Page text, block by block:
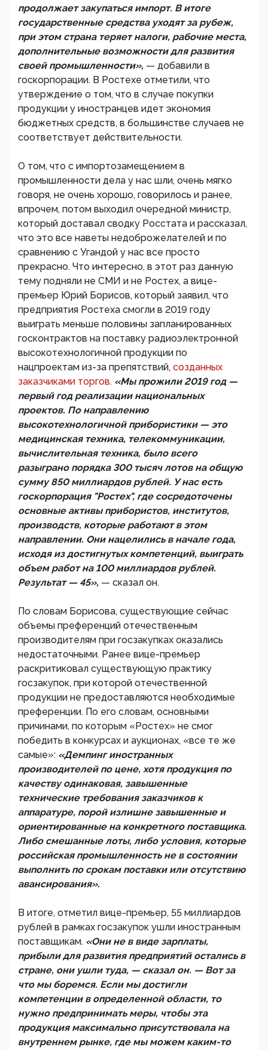
продолжает закупаться импорт. В итоге
государственные средства уходят за рубеж,
при этом страна теряет налоги, рабочие места,
дополнительные возможности для развития
своей промышленности», — добавили в
госкорпорации. В Ростехе отметили, что
утверждение о том, что в случае покупки
продукции у иностранцев идет экономия
бюджетных средств, в большинстве случаев не
соответствует действительности.
О том, что с импортозамещением в
промышленности дела у нас шли, очень мягко
говоря, не очень хорошо, говорилось и ранее,
впрочем, потом выходил очередной министр,
который доставал сводку Росстата и рассказал,
что это все наветы недоброжелателей и по
сравнению с Угандой у нас все просто
прекрасно. Что интересно, в этот раз данную
тему подняли не СМИ и не Ростех, а вице-
премьер Юрий Борисов, который заявил, что
предприятия Ростеха смогли в 2019 году
выиграть меньше половины запланированных
госконтрактов на поставку радиоэлектронной
высокотехнологичной продукции по
нацпроектам из-за препятствий, созданных
заказчиками торгов. «Мы прожили 2019 год —
первый год реализации национальных
проектов. По направлению
высокотехнологичной прибористики — это
медицинская техника, телекоммуникации,
вычислительная техника, было всего
разыграно порядка 300 тысяч лотов на общую
сумму 850 миллиардов рублей. У нас есть
госкорпорация "Ростех", где сосредоточены
основные активы прибористов, институтов,
производств, которые работают в этом
направлении. Они нацелились в начале года,
исходя из достигнутых компетенций, выиграть
объем работ на 100 миллиардов рублей.
Результат — 45», — сказал он.
По словам Борисова, существующие сейчас
объемы преференций отечественным
производителям при госзакупках оказались
недостаточными. Ранее вице-премьер
раскритиковал существующую практику
госзакупок, при которой отечественной
продукции не предоставляются необходимые
преференции. По его словам, основными
причинами, по которым «Ростех» не смог
победить в конкурсах и аукционах, «все те же
самые»: «Демпинг иностранных
производителей по цене, хотя продукция по
качеству одинаковая, завышенные
технические требования заказчиков к
аппаратуре, порой излишне завышенные и
ориентированные на конкретного поставщика.
Либо смешанные лоты, либо условия, которые
российская промышленность не в состоянии
выполнить по срокам поставки или отсутствию
авансирования».
В итоге, отметил вице-премьер, 55 миллиардов
рублей в рамках госзакупок ушли иностранным
поставщикам. «Они не в виде зарплаты,
прибыли для развития предприятий остались в
стране, они ушли туда, — сказал он. — Вот за
что мы боремся. Если мы достигли
компетенции в определенной области, то
нужно предпринимать меры, чтобы эта
продукция максимально присутствовала на
внутреннем рынке, где мы можем каким-то